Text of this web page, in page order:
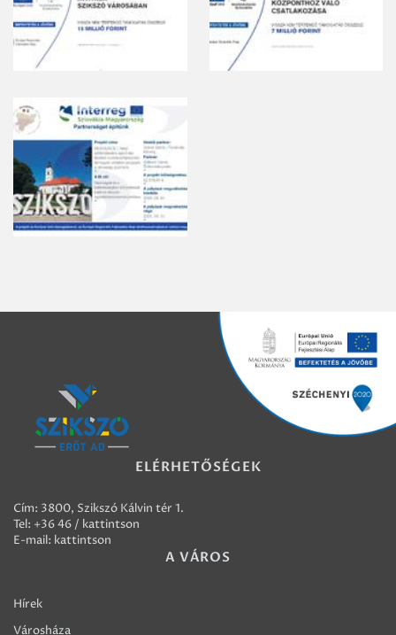
ELÉRHETŐSÉGEK
Cím: 3800, Szikszó Kálvin tér 1.
Tel: +36 46 / kattintson
E-mail: kattintson
A VÁROS
Hírek
Városháza